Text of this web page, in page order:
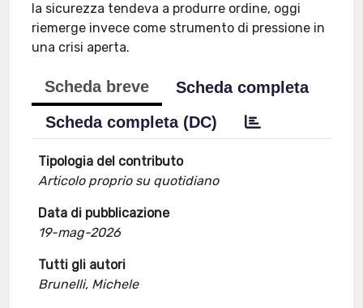
la sicurezza tendeva a produrre ordine, oggi
riemerge invece come strumento di pressione in
una crisi aperta.
Scheda breve
Scheda completa
Scheda completa (DC)
Tipologia del contributo
Articolo proprio su quotidiano
Data di pubblicazione
19-mag-2026
Tutti gli autori
Brunelli, Michele